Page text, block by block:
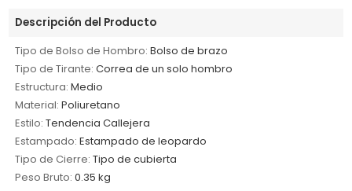
Descripción del Producto
Tipo de Bolso de Hombro: Bolso de brazo
Tipo de Tirante: Correa de un solo hombro
Estructura: Medio
Material: Poliuretano
Estilo: Tendencia Callejera
Estampado: Estampado de leopardo
Tipo de Cierre: Tipo de cubierta
Peso Bruto: 0.35 kg